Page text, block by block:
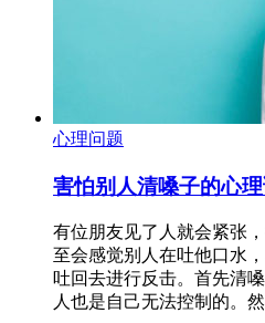
心理问题
害怕别人清嗓子的心
有位朋友见了人就会紧张
至会感觉别人在吐他口水
吐回去进行反击。首先清
人也是自己无法控制的。